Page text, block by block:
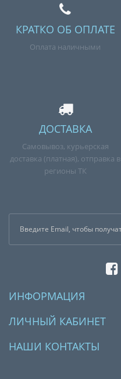
КРАТКО ОБ ОПЛАТЕ
Оплата наличными
ДОСТАВКА
Самовывоз, курьерская
доставка (платная), отправка в
регионы ТК
ИНФОРМАЦИЯ
ЛИЧНЫЙ КАБИНЕТ
НАШИ КОНТАКТЫ